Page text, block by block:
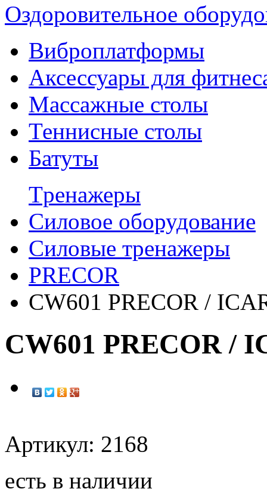
Оздоровительное
Виброплатформы
Аксессуары для
Массажные столы
Теннисные столы
Батуты
Tренажеры
Силовое оборудование
Силовые тренажеры
PRECOR
CW601 PRECOR /
CW601 PRECOR /
Артикул: 2168
есть в наличии